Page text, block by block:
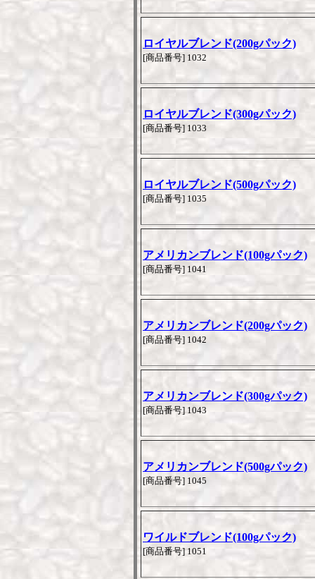
ロイヤルブレンド(200gパック)
[商品番号] 1032
ロイヤルブレンド(300gパック)
[商品番号] 1033
ロイヤルブレンド(500gパック)
[商品番号] 1035
アメリカンブレンド(100gパック)
[商品番号] 1041
アメリカンブレンド(200gパック)
[商品番号] 1042
アメリカンブレンド(300gパック)
[商品番号] 1043
アメリカンブレンド(500gパック)
[商品番号] 1045
ワイルドブレンド(100gパック)
[商品番号] 1051